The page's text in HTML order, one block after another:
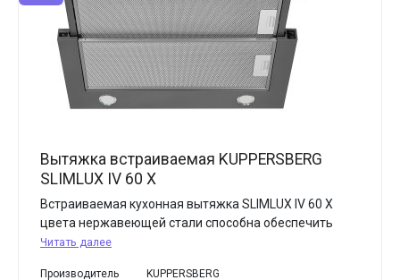
Вытяжка встраиваемая KUPPERSBERG
SLIMLUX IV 60 X
Встраиваемая кухонная вытяжка SLIMLUX IV 60 X
цвета нержавеющей стали способна обеспечить
Читать далее
Производитель
KUPPERSBERG